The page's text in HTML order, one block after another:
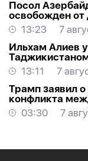
Посол
освобожден от
13:23
7
Ильхам Алиев
13:11
7
Трамп заявил
конфликта
03:30
7